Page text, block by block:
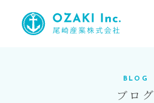
BLOG
ブログ